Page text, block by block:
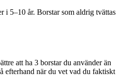
i 5–10 år. Borstar som aldrig tvättas
att ha 3 borstar du använder än
efterhand när du vet vad du faktiskt